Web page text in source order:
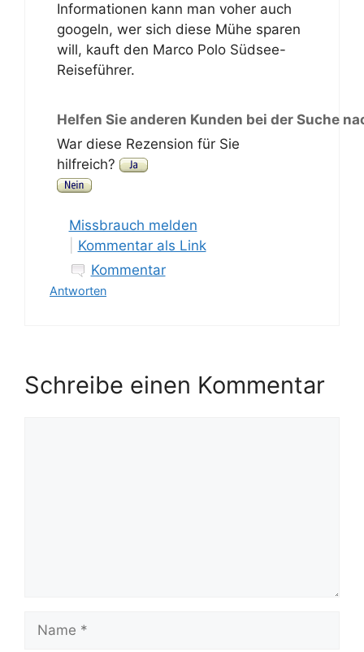
Informationen kann man voher auch
googeln, wer sich diese Mühe sparen
will, kauft den Marco Polo Südsee-
Reiseführer.
Helfen Sie anderen Kunden bei der Suche
War diese Rezension für Sie
hilfreich?
Missbrauch melden
Kommentar als Link
Kommentar
Antworten
Schreibe einen Kommentar